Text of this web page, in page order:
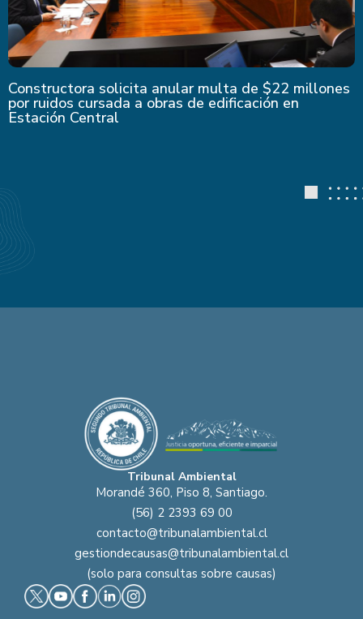
Constructora solicita anular multa de $22 millones
por ruidos cursada a obras de edificación en
Estación Central
Tribunal Ambiental
Morandé 360, Piso 8, Santiago.
(56) 2 2393 69 00
contacto@tribunalambiental.cl
gestiondecausas@tribunalambiental.cl
(solo para consultas sobre causas)